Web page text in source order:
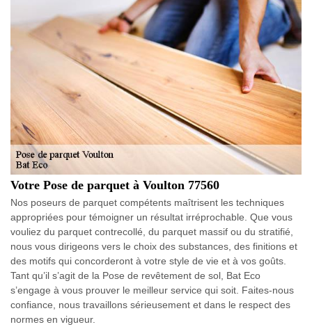
Votre Pose de parquet à Voulton 77560
Nos poseurs de parquet compétents maîtrisent les techniques
appropriées pour témoigner un résultat irréprochable. Que vous
vouliez du parquet contrecollé, du parquet massif ou du stratifié,
nous vous dirigeons vers le choix des substances, des finitions et
des motifs qui concorderont à votre style de vie et à vos goûts.
Tant qu’il s’agit de la Pose de revêtement de sol, Bat Eco
s’engage à vous prouver le meilleur service qui soit. Faites-nous
confiance, nous travaillons sérieusement et dans le respect des
normes en vigueur.